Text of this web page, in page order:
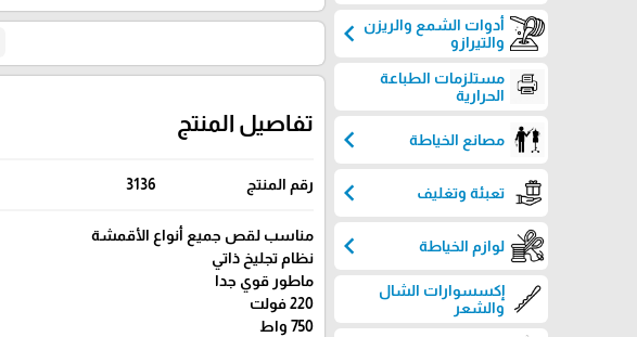
أدوات الشمع والريزن
والتيرازو
chevron_left
مستلزمات الطباعة
الحرارية
مصانع الخياطة chevron_left
تعبئة وتغليف chevron_left
لوازم الخياطة chevron_left
إكسسوارات الشال
والشعر
تفاصيل المنتج
رقم المنتج 3136
مناسب لقص جميع أنواع الأقمشة
نظام تجليخ ذاتي
ماطور قوي جدا
220 فولت
750 واط